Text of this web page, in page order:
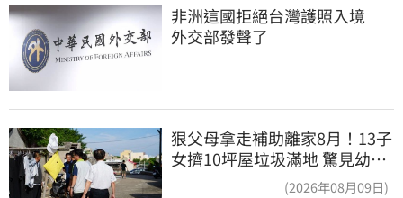
非洲這國拒絕台灣護照入境
外交部發聲了
狠父母拿走補助離家8月！13子
女擠10坪屋垃圾滿地 驚見幼童
(2026年08月09日)